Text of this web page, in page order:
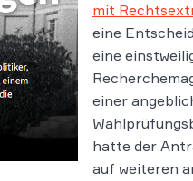
mit
eine
eine
einer
hatte der
auf weiteren